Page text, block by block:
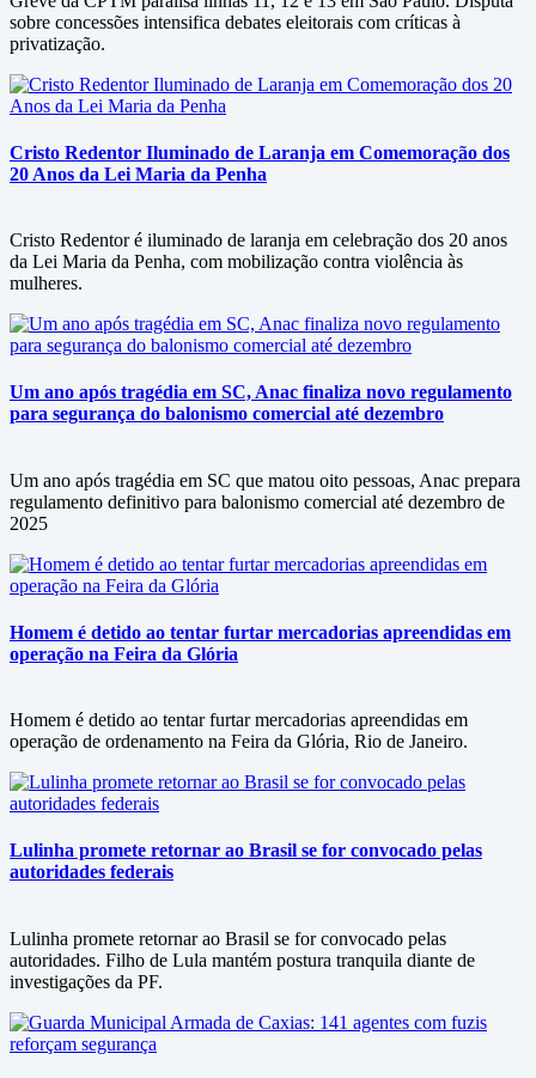
sobre concessões intensifica debates eleitorais com críticas à
privatização.
Cristo Redentor Iluminado de Laranja em Comemoração dos
20 Anos da Lei Maria da Penha
Cristo Redentor é iluminado de laranja em celebração dos 20 anos
da Lei Maria da Penha, com mobilização contra violência às
mulheres.
Um ano após tragédia em SC, Anac finaliza novo regulamento
para segurança do balonismo comercial até dezembro
Um ano após tragédia em SC que matou oito pessoas, Anac prepara
regulamento definitivo para balonismo comercial até dezembro de
2025
Homem é detido ao tentar furtar mercadorias apreendidas em
operação na Feira da Glória
Homem é detido ao tentar furtar mercadorias apreendidas em
operação de ordenamento na Feira da Glória, Rio de Janeiro.
Lulinha promete retornar ao Brasil se for convocado pelas
autoridades federais
Lulinha promete retornar ao Brasil se for convocado pelas
autoridades. Filho de Lula mantém postura tranquila diante de
investigações da PF.